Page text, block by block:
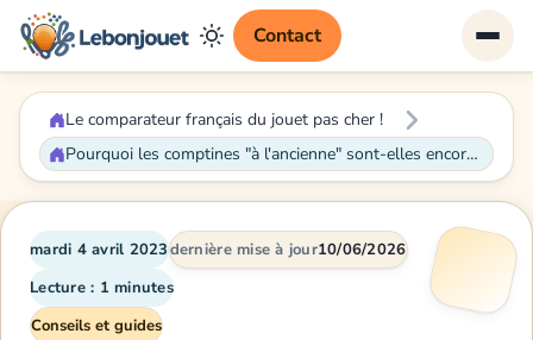
Contact
Le comparateur français du jouet pas cher !
Pourquoi les comptines "à l'ancienne" sont-elles encore importantes ?
mardi 4 avril 2023dernière mise à jour10/06/2026
Lecture : 1 minutes
Conseils et guides